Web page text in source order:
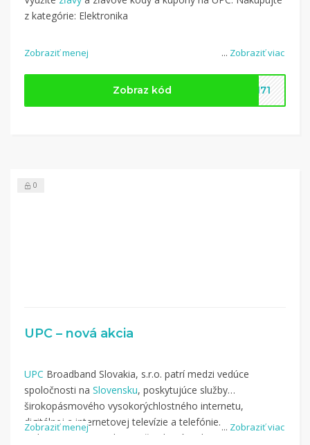
... Zobraziť viac
z kategórie: Elektronika
Zobraziť menej
Zobraz kód 2171
0
UPC – nová akcia
... Zobraziť viac
UPC Broadband Slovakia, s.r.o. patrí medzi vedúce
spoločnosti na Slovensku, poskytujúce služby
širokopásmového vysokorýchlostného internetu,
digitálnej a internetovej televízie a telefónie.
Nakupujte na UPC.sk a využite kupón z kategórie:
Zobraziť menej